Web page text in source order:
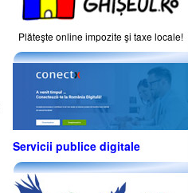
Plăteşte online impozite şi taxe locale!
Servicii publice digitale